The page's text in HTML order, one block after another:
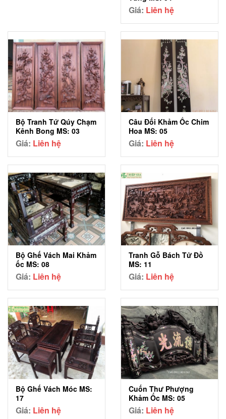
Giá: Liên hệ
Bộ Tranh Tứ Qúy Chạm
Kênh Bong MS: 03
Giá: Liên hệ
Câu Đối Khảm Ốc Chim
Hoa MS: 05
Giá: Liên hệ
Bộ Ghế Vách Mai Khảm
ốc MS: 08
Giá: Liên hệ
Tranh Gỗ Bách Tử Đồ
MS: 11
Giá: Liên hệ
Bộ Ghế Vách Móc MS:
17
Giá: Liên hệ
Cuốn Thư Phượng
Khảm Ốc MS: 05
Giá: Liên hệ